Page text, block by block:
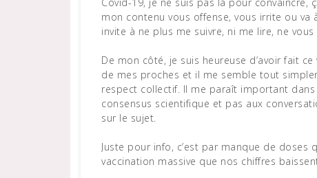
mon contenu vous offense, vous irrite ou va
invite à ne plus me suivre, ni me lire, ne
De mon côté, je suis heureuse d’avoir fait
de mes proches et il me semble tout
respect collectif. Il me paraît important
consensus scientifique et pas aux
sur le sujet.
Juste pour info, c’est par manque de doses
vaccination massive que nos chiffres